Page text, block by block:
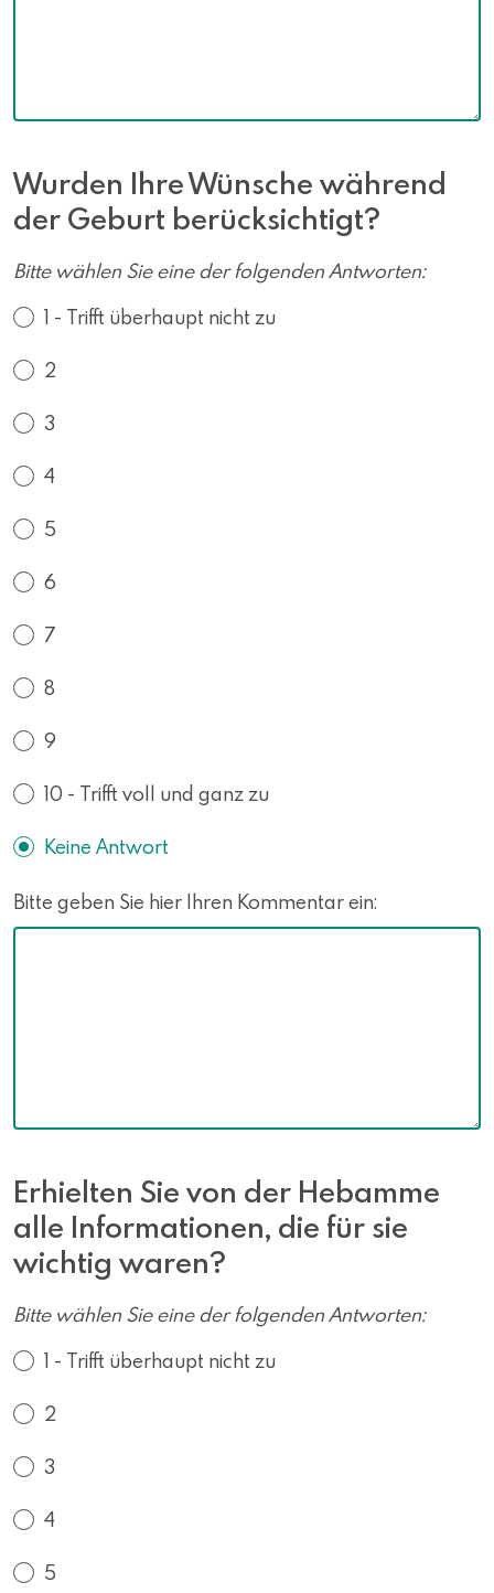
Wurden Ihre Wünsche während
der Geburt berücksichtigt?
Bitte wählen Sie eine der folgenden Antworten:
1 - Trifft überhaupt nicht zu
2
3
4
5
6
7
8
9
10 - Trifft voll und ganz zu
Keine Antwort
Bitte geben Sie hier Ihren Kommentar ein:
Erhielten Sie von der Hebamme
alle Informationen, die für sie
wichtig waren?
Bitte wählen Sie eine der folgenden Antworten:
1 - Trifft überhaupt nicht zu
2
3
4
5